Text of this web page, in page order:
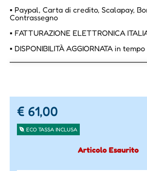
▪ Paypal, Carta di credito, Scalapay,
Contrassegno
▪ FATTURAZIONE ELETTRONICA
▪ DISPONIBILITÀ AGGIORNATA in
€ 61,00
ECO TASSA INCLUSA
Articolo Esaurito